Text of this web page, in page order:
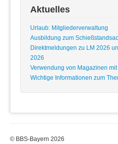
Aktuelles
Urlaub: Mitgliederverwaltung
Ausbildung zum
Direktmeldungen zu LM 2026
2026
Verwendung von Magazinen
Wichtige Informationen zum
© BBS-Bayern 2026